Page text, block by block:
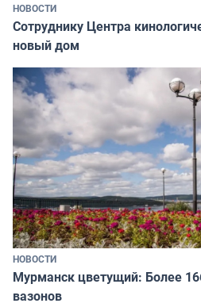
НОВОСТИ
Сотруднику Центра
новый дом
НОВОСТИ
Мурманск цветущий: Более
вазонов